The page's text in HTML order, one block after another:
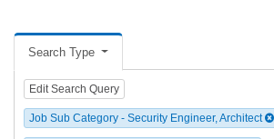
Search Type
Edit Search Query
Job Sub Category - Security Engineer, Architect